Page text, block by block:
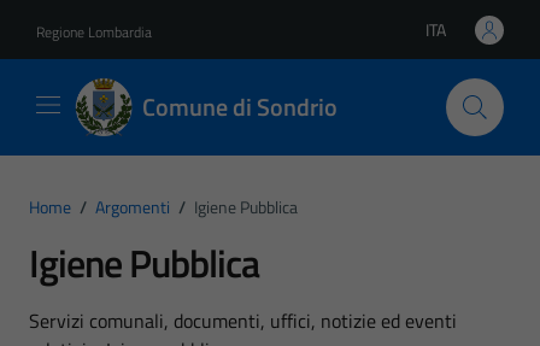
Regione Lombardia Lingua attiva:
ITA
Comune di Sondrio
Home / Argomenti / Igiene Pubblica
Igiene Pubblica
Dettagli dell'argomento
Servizi comunali, documenti, uffici, notizie ed eventi